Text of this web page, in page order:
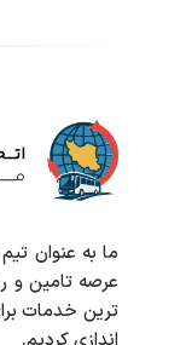
ما به عنوان
عرصه تامین و
ترین خدمات